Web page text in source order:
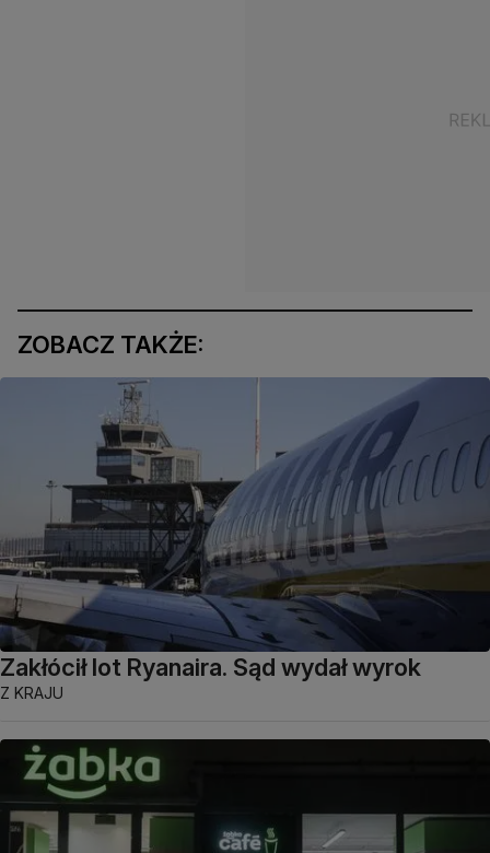
ZOBACZ TAKŻE:
Zakłócił lot Ryanaira. Sąd wydał wyrok
Z KRAJU